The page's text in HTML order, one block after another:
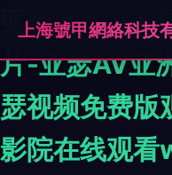
亚色九九九
片-亚瑟AV亚
瑟视频免费
影院在线观